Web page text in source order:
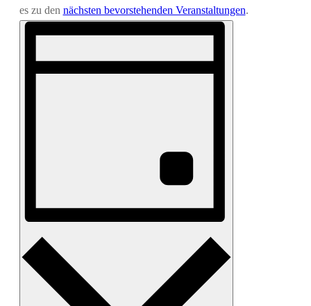
es zu den nächsten bevorstehenden Veranstaltungen.
Ansichten-
Navigation
Navigation